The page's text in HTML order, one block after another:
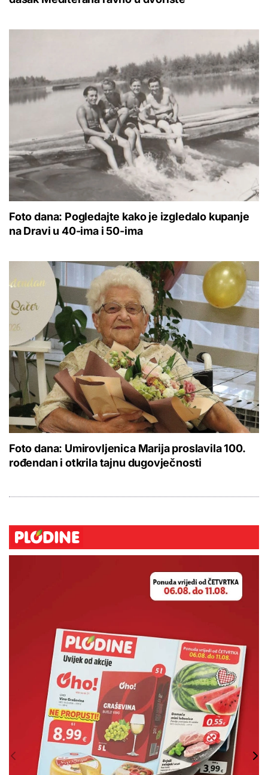
Foto dana: Pogledajte kako je izgledalo kupanje
na Dravi u 40-ima i 50-ima
Foto dana: Umirovljenica Marija proslavila 100.
rođendan i otkrila tajnu dugovječnosti